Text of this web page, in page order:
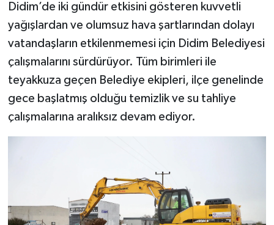
Didim’de iki gündür etkisini gösteren kuvvetli
yağışlardan ve olumsuz hava şartlarından dolayı
vatandaşların etkilenmemesi için Didim Belediyesi
çalışmalarını sürdürüyor. Tüm birimleri ile
teyakkuza geçen Belediye ekipleri, ilçe genelinde
gece başlatmış olduğu temizlik ve su tahliye
çalışmalarına aralıksız devam ediyor.
MAGAZİN
ÖZEL HABER
SAĞLIK
ŞİRKET HABERLERİ
SİYASET
TEKNOLOJİ